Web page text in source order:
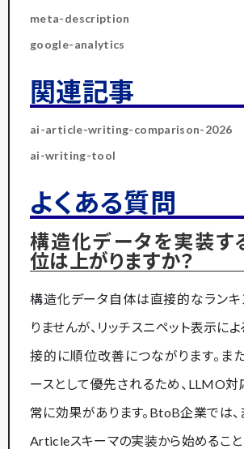
meta-description
google-analytics
関連記事
ai-article-writing-comparison-2026
ai-writing-tool
よくある質問
構造化データを実装す
位は上がりますか？
構造化データ自体は直接的なラン
りませんが、リッチスニペット表示に
接的に順位改善につながります。ま
ースとして優先されるため、LLMO
常に効果があります。BtoB企業では
Articleスキーマの実装から始めること